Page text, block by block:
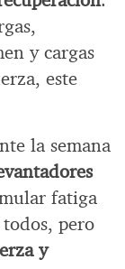
y cargas
este
la semana
fatiga
pero
y